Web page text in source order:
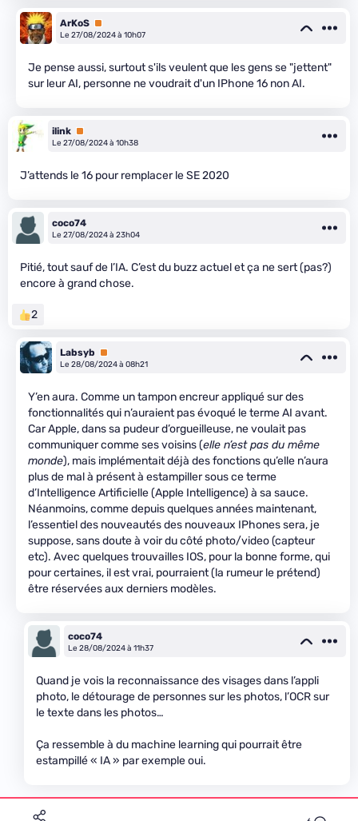
ArKoS Premium
Le 27/08/2024 à 10h07
Je pense aussi, surtout s'ils veulent que les gens se "jettent"
sur leur AI, personne ne voudrait d'un IPhone 16 non AI.
ilink Premium
Le 27/08/2024 à 10h38
J’attends le 16 pour remplacer le SE 2020
coco74
Le 27/08/2024 à 23h04
Pitié, tout sauf de l’IA. C’est du buzz actuel et ça ne sert (pas?)
encore à grand chose.
2
Labsyb
Premium
Le 28/08/2024 à 08h21
Y’en aura. Comme un tampon encreur appliqué sur des
fonctionnalités qui n’auraient pas évoqué le terme AI avant.
Car Apple, dans sa pudeur d’orgueilleuse, ne voulait pas
communiquer comme ses voisins (elle n’est pas du même
monde), mais implémentait déjà des fonctions qu’elle n’aura
plus de mal à présent à estampiller sous ce terme
d’Intelligence Artificielle (Apple Intelligence) à sa sauce.
Néanmoins, comme depuis quelques années maintenant,
l’essentiel des nouveautés des nouveaux IPhones sera, je
suppose, sans doute à voir du côté photo/video (capteur
etc). Avec quelques trouvailles IOS, pour la bonne forme, qui
pour certaines, il est vrai, pourraient (la rumeur le prétend)
être réservées aux derniers modèles.
coco74
Le 28/08/2024 à 11h37
Quand je vois la reconnaissance des visages dans l’appli
photo, le détourage de personnes sur les photos, l’OCR sur
le texte dans les photos…
Ça ressemble à du machine learning qui pourrait être
estampillé « IA » par exemple oui.